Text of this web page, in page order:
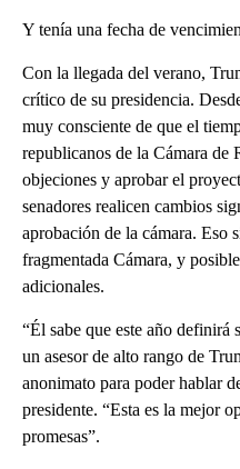
Y tenía una fecha de
Con la llegada del verano,
crítico de su presidencia.
muy consciente de que el
republicanos de la Cámara de
objeciones y aprobar el
senadores realicen cambios
aprobación de la cámara. Eso
fragmentada Cámara, y
adicionales.
“Él sabe que este año definirá
un asesor de alto rango de
anonimato para poder hablar
presidente. “Esta es la mejor
promesas”.